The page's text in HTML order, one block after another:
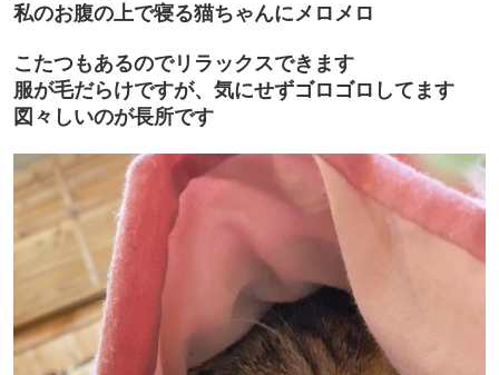
私のお腹の上で寝る猫ちゃんにメロメロ
こたつもあるのでリラックスできます
服が毛だらけですが、気にせずゴロゴロしてます
図々しいのが長所です